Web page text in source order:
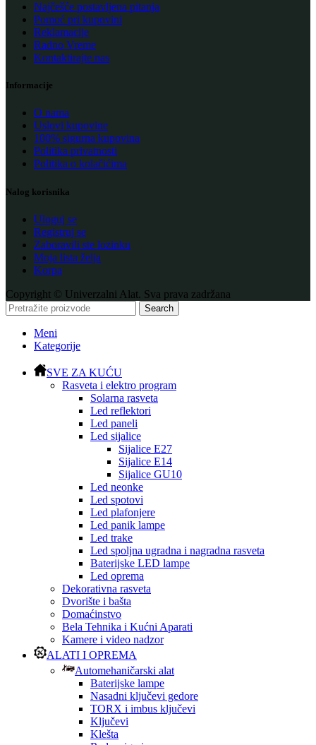
Najčešće postavljena pitanja
Pomoć pri kupovini
Reklamacije
Radno Vreme
Kontaktirajte nas
Informacije
O nama
Uslovi kupovine
100% sigurna kupovina
Politika privatnosti
Politika o kolačićima
Nalog korisnika
Uloguj se
Registruj se
Zaboravili ste lozinku
Moja lista želja
Korpa
Copyright © Univerzalni Alat. Sva prava zadržana
Search
Meni
Kategorije
SVE ZA KUĆU
Rasveta i elektro program
Solarna rasveta
Led reflektori
Led paneli
Led sijalice
Sijalice E27
Sijalice E14
Sijalice GU10
Led neonke
Led spotovi
Led plafonjere
Led panik lampe
Led trake
Led spoljna ugradna i nagradna rasveta
Baterijske LED lampe
Led oprema
Dekorativna rasveta
Dvorište i bašta
Domaćinstvo
Bela Tehnika i Kućni Aparati
Kamere i video nadzor
ALATI I OPREMA
Automehaničarski alat
Baterijske lampe
Nasadni ključevi gedore
TORX i imbus ključevi
Ključevi
Klešta